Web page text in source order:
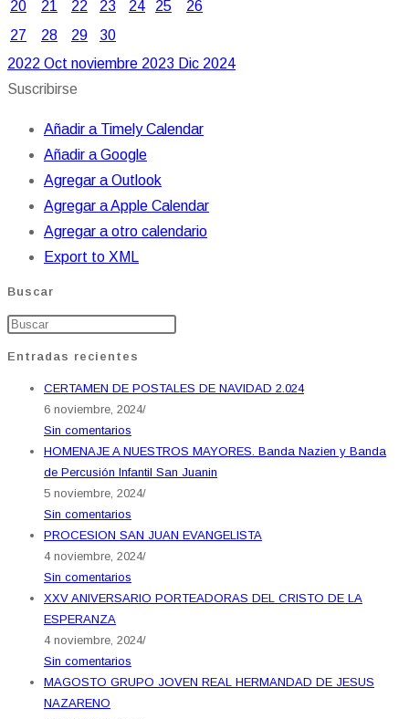
20
21 22 23 24 25
26
27
28 29
30
2022 Oct noviembre 2023 Dic 2024
Suscribirse
Añadir a Timely Calendar
Añadir a Google
Agregar a Outlook
Agregar a Apple Calendar
Agregar a otro calendario
Export to XML
Buscar
Entradas recientes
CERTAMEN DE POSTALES DE NAVIDAD 2.024
6 noviembre, 2024/
Sin comentarios
HOMENAJE A NUESTROS MAYORES. Banda Nazien y Banda
de Percusión Infantil San Juanin
5 noviembre, 2024/
Sin comentarios
PROCESION SAN JUAN EVANGELISTA
4 noviembre, 2024/
Sin comentarios
XXV ANIVERSARIO PORTEADORAS DEL CRISTO DE LA
ESPERANZA
4 noviembre, 2024/
Sin comentarios
MAGOSTO GRUPO JOVEN REAL HERMANDAD DE JESUS
NAZARENO